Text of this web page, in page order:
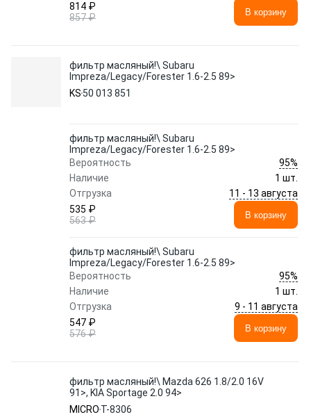
814 ₽
857 ₽
В корзину
фильтр масляный!\ Subaru
Impreza/Legacy/Forester 1.6-2.5 89>
KS 50 013 851
фильтр масляный!\ Subaru
Impreza/Legacy/Forester 1.6-2.5 89>
Вероятность
95%
Наличие
1 шт.
Отгрузка
11 - 13 августа
535 ₽
563 ₽
В корзину
фильтр масляный!\ Subaru
Impreza/Legacy/Forester 1.6-2.5 89>
Вероятность
95%
Наличие
1 шт.
Отгрузка
9 - 11 августа
547 ₽
576 ₽
В корзину
фильтр масляный!\ Mazda 626 1.8/2.0 16V
91>, KIA Sportage 2.0 94>
MICRO T-8306